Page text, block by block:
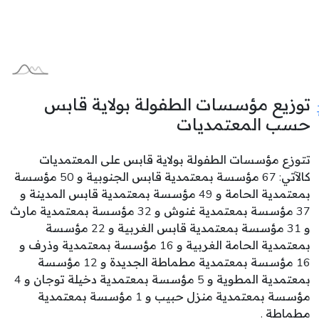
توزيع مؤسسات الطفولة بولاية قابس
حسب المعتمديات
تتوزع مؤسسات الطفولة بولاية قابس على المعتمديات
كالآتي: 67 مؤسسة بمعتمدية قابس الجنوبية و 50 مؤسسة
بمعتمدية الحامة و 49 مؤسسة بمعتمدية قابس المدينة و
37 مؤسسة بمعتمدية غنوش و 32 مؤسسة بمعتمدية مارث
و 31 مؤسسة بمعتمدية قابس الغربية و 22 مؤسسة
بمعتمدية الحامة الغربية و 16 مؤسسة بمعتمدية وذرف و
16 مؤسسة بمعتمدية مطماطة الجديدة و 12 مؤسسة
بمعتمدية المطوية و 5 مؤسسة بمعتمدية دخيلة توجان و 4
مؤسسة بمعتمدية منزل حبيب و 1 مؤسسة بمعتمدية
مطماطة .